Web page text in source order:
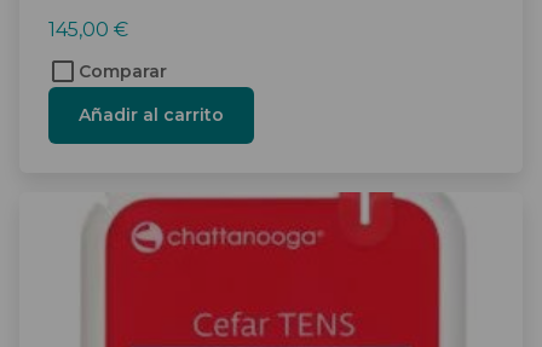
145,00 €
Comparar
Añadir al carrito